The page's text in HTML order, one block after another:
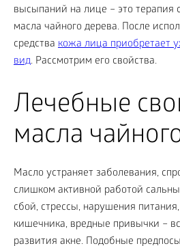
высыпаний на лице – это
масла чайного дерева. После
средства кожа лица приобретает
вид. Рассмотрим его свойства.
Лечебные
масла
Масло устраняет заболевания,
слишком активной работой
сбой, стрессы, нарушения
кишечника, вредные привычки –
развития акне. Подобные